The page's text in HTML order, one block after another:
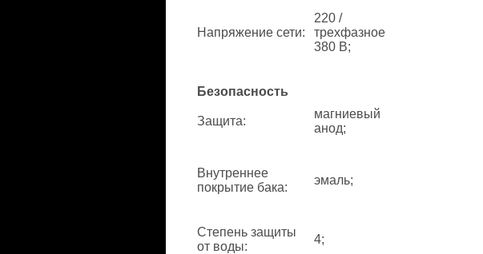
Напряжение сети:
220 /
трехфазное
380 В;
Безопасность
Защита:
магниевый
анод;
Внутреннее
покрытие бака:
эмаль;
Степень защиты
от воды:
4;